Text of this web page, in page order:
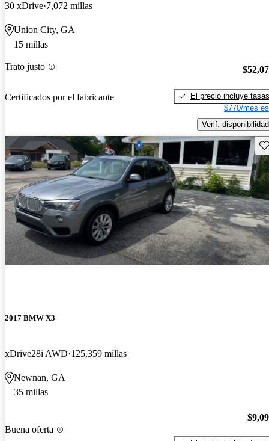
30 xDrive 7,072 millas
Union City, GA
15 millas
Trato justo
Certificados por el fabricante
El precio incluye tasas
$770/mes
Verif. disponibilidad
2017 BMW X3
xDrive28i AWD 125,359 millas
Newnan, GA
35 millas
Buena oferta